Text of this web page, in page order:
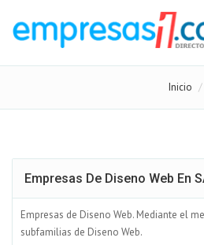
Inicio
Empresas De Diseno Web En
Empresas de Diseno Web. Mediante el
subfamilias de Diseno Web.